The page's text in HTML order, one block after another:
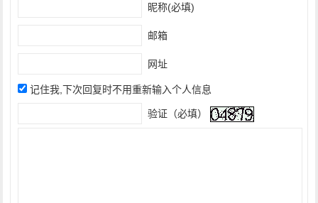
昵称(必填)
邮箱
网址
记住我,下次回复时不用重新输入个人信息
验证（必填）